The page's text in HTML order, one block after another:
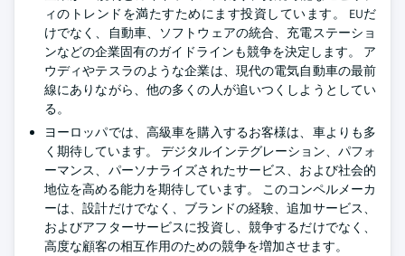
ィのトレンドを満たすためにます投資しています。 EUだ
けでなく、自動車、ソフトウェアの統合、充電ステーショ
ンなどの企業固有のガイドラインも競争を決定します。 ア
ウディやテスラのような企業は、現代の電気自動車の最前
線にありながら、他の多くの人が追いつくしようとしてい
る。
ヨーロッパでは、高級車を購入するお客様は、車よりも多
く期待しています。 デジタルインテグレーション、パフォ
ーマンス、パーソナライズされたサービス、および社会的
地位を高める能力を期待しています。 このコンペルメーカ
ーは、設計だけでなく、ブランドの経験、追加サービス、
およびアフターサービスに投資し、競争するだけでなく、
高度な顧客の相互作用のための競争を増加させます。